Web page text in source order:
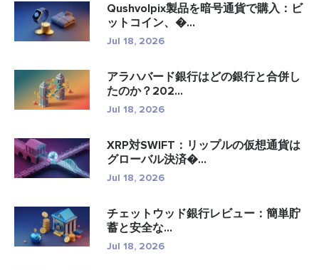
Qushvolpix製品を暗号通貨で購入：ビ
ットコイン、�...
Jul 18, 2026
アラハバード銀行はどの銀行と合併し
たのか？202...
Jul 18, 2026
XRP対SWIFT：リップルの仮想通貨は
グローバル決済�...
Jul 18, 2026
チェットウッド銀行レビュー：簡単貯
蓄と安全な...
Jul 18, 2026